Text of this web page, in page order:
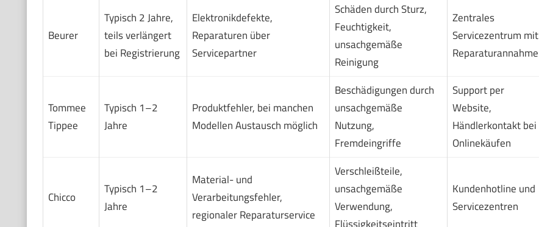
Beurer
Typisch 2 Jahre,
teils verlängert
bei Registrierung
Elektronikdefekte,
Reparaturen über
Servicepartner
Schäden durch Sturz,
Feuchtigkeit,
unsachgemäße
Reinigung
Zentrales
Servicezentrum mit
Reparaturannahme
Tommee
Tippee
Typisch 1–2
Jahre
Produktfehler, bei manchen
Modellen Austausch möglich
Beschädigungen durch
unsachgemäße
Nutzung,
Fremdeingriffe
Support per
Website,
Händlerkontakt bei
Onlinekäufen
Chicco
Typisch 1–2
Jahre
Material- und
Verarbeitungsfehler,
regionaler Reparaturservice
Verschleißteile,
unsachgemäße
Verwendung,
Flüssigkeitseintritt
Kundenhotline und
Servicezentren